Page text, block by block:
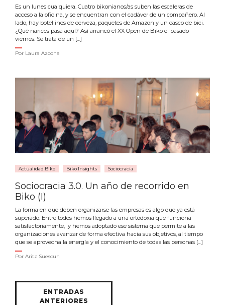
Es un lunes cualquiera. Cuatro bikonianos/as suben las escaleras de
acceso a la oficina, y se encuentran con el cadáver de un compañero. Al
lado, hay botellines de cerveza, paquetes de Amazon y un casco de bici.
¿Qué narices pasa aquí? Así arrancó el XX Open de Biko el pasado
viernes. Se trata de un […]
Por Laura Azcona
Actualidad Biko Biko Insights Sociocracia
Sociocracia 3.0. Un año de recorrido en
Biko (I)
La forma en que deben organizarse las empresas es algo que ya está
superado. Entre todos hemos llegado a una ortodoxia que funciona
satisfactoriamente, y hemos adoptado ese sistema que permite a las
organizaciones avanzar de forma efectiva hacia sus objetivos, al tiempo
que se aprovecha la energía y el conocimiento de todas las personas […]
Por Aritz Suescun
Navegación
ENTRADAS
ANTERIORES